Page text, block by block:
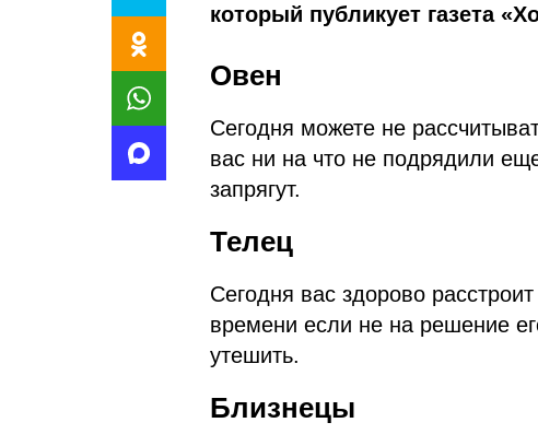
который публикует газета
Овен
Сегодня можете не
вас ни на что не подрядили
запрягут.
Телец
Сегодня вас здорово
времени если не на решение
утешить.
Близнецы